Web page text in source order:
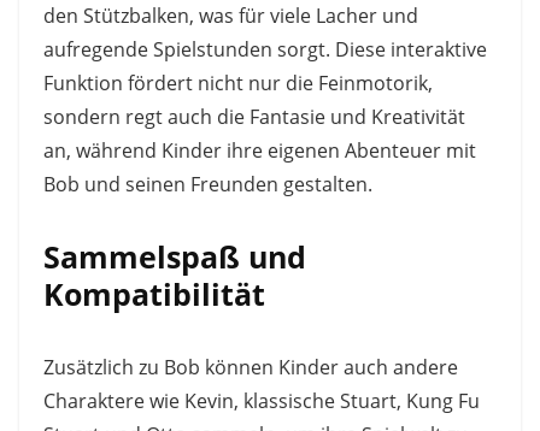
den Stützbalken, was für viele Lacher und
aufregende Spielstunden sorgt. Diese interaktive
Funktion fördert nicht nur die Feinmotorik,
sondern regt auch die Fantasie und Kreativität
an, während Kinder ihre eigenen Abenteuer mit
Bob und seinen Freunden gestalten.
Sammelspaß und
Kompatibilität
Zusätzlich zu Bob können Kinder auch andere
Charaktere wie Kevin, klassische Stuart, Kung Fu